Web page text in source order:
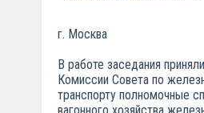
г. Москва
В работе заседания
Комиссии Совета по
транспорту полномочные